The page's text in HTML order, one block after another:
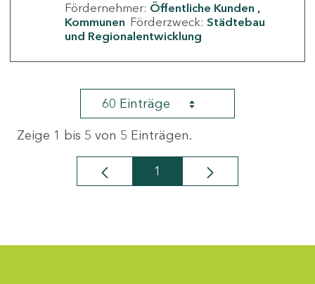
Fördernehmer: Öffentliche Kunden
Kommunen Förderzweck: Städtebau
und Regionalentwicklung
60 Einträge
Zeige 1 bis 5 von 5 Einträgen.
Seite
1